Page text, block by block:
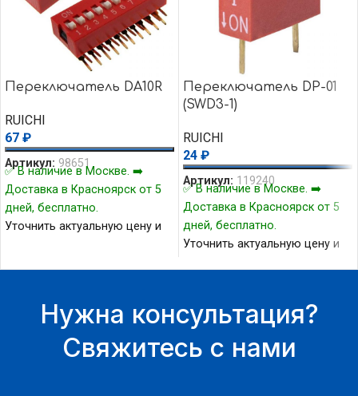
Переключатель DA10R
RUICHI
67 ₽
Артикул: 98651
✅ В наличие в Москве. ➡️
Доставка в Красноярск от 5
дней, бесплатно.
Уточнить актуальную цену и
Переключатель DP-01
(SWD3-1)
RUICHI
24 ₽
Артикул: 119240
✅ В наличие в Москве. ➡️
Доставка в Красноярск от 5
дней, бесплатно.
Уточнить актуальную цену и
Нужна консультация?
Свяжитесь с нами